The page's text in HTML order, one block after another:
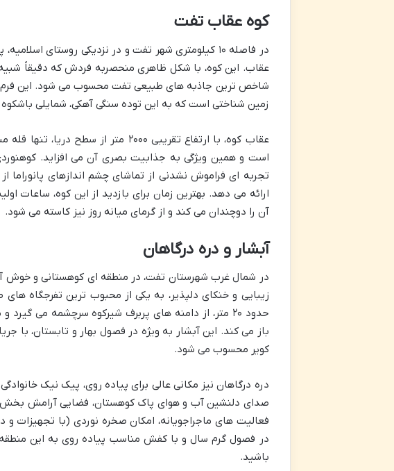
کوه عقاب تفت
در فاصله ۱۰ کیلومتری شهر تفت و در نزدیکی روستای
عقاب. این کوه، با شکل ظاهری منحصربه فردش که دقیقاً
شاخص ترین جاذبه های طبیعی تفت محسوب می شود. این
زمین شناختی است که به این توده سنگی آهکی، شمایلی
عقاب کوه، با ارتفاع تقریبی ۲۰۰۰
است و همین ویژگی به جذابیت بصری آن می افزاید.
تجربه ای فراموش نشدنی از تماشای چشم اندازهای پانوراما
ارائه می دهد. بهترین زمان برای بازدید از این کوه، ساعات
آن را دوچندان می کند و از گرمای میانه روز نیز کاسته می شود.
آبشار و دره درگاهان
در شمال غرب شهرستان تفت، در منطقه ای کوهستانی و خوش آب
زیبایی و خنکای دلپذیر، به یکی از محبوب ترین تفرجگاه
حدود ۲۰ متر، از دامنه های پربرف شیرکوه سرچشمه می
باز می کند. این آبشار به ویژه در فصول بهار و تابستان، با
کویر محسوب می شود.
دره درگاهان نیز مکانی عالی برای پیاده روی، پیک نیک
صدای دلنشین آب و هوای پاک کوهستان، فضایی آرامش بخش
فعالیت های ماجراجویانه، امکان صخره نوردی (با تجهیزات
در فصول گرم سال و با کفش مناسب پیاده روی به این
باشید.